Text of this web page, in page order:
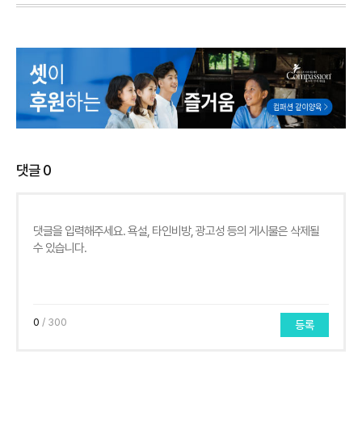
댓글0
0 / 300 등록